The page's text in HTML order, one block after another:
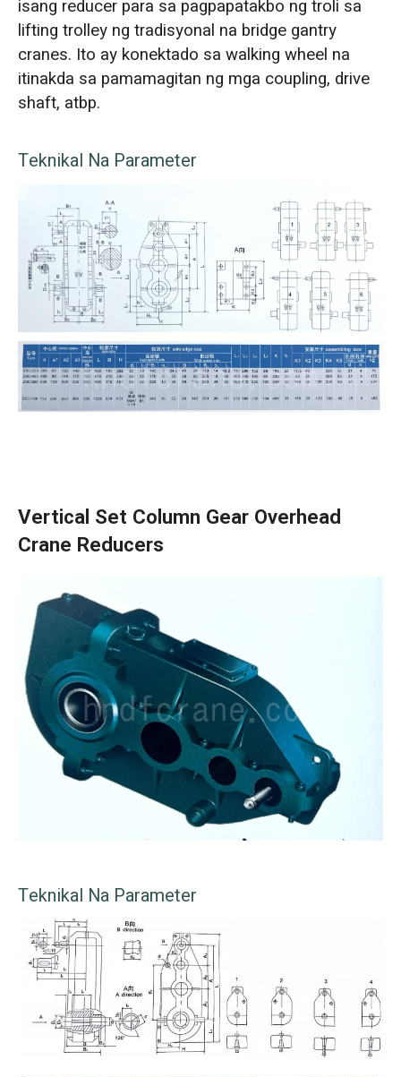
isang reducer para sa pagpapatakbo ng troli sa
lifting trolley ng tradisyonal na bridge gantry
cranes. Ito ay konektado sa walking wheel na
itinakda sa pamamagitan ng mga coupling, drive
shaft, atbp.
Teknikal Na Parameter
Vertical Set Column Gear Overhead
Crane Reducers
Teknikal Na Parameter